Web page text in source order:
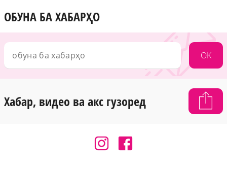
ОБУНА БА ХАБАРҲО
OK
Хабар, видео ва акс гузоред